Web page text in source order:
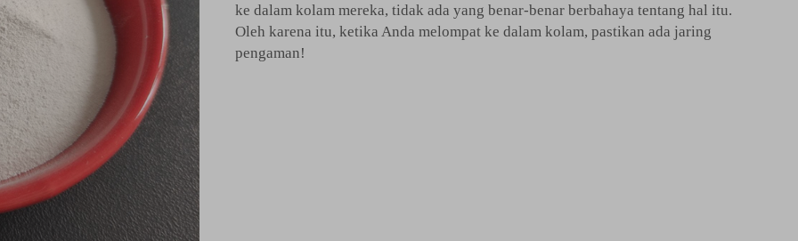
ke dalam kolam mereka, tidak ada yang benar-benar berbahaya tentang hal itu.
Oleh karena itu, ketika Anda melompat ke dalam kolam, pastikan ada jaring
pengaman!